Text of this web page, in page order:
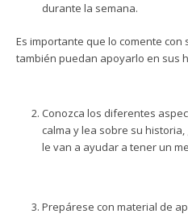
durante la semana.
Es importante que lo comente
también puedan apoyarlo en sus
Conozca los diferentes
calma y lea sobre su
le van a ayudar a tener un
Prepárese con material de